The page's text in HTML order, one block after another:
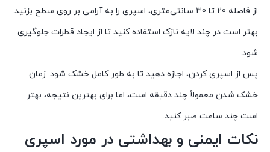
از فاصله 20 تا 30 سانتی‌متری، اسپری را به آرامی بر روی سطح بزنید.
بهتر است در چند لایه نازک استفاده کنید تا از ایجاد قطرات جلوگیری
شود.
پس از اسپری کردن، اجازه دهید تا به طور کامل خشک شود. زمان
خشک شدن معمولاً چند دقیقه است، اما برای بهترین نتیجه، بهتر
است چند ساعت صبر کنید.
نکات ایمنی و بهداشتی در مورد اسپری